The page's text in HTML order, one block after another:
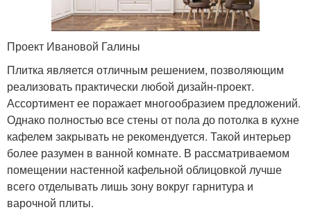
Проект Ивановой Галины
Плитка является отличным решением, позволяющим
реализовать практически любой дизайн-проект.
Ассортимент ее поражает многообразием предложений.
Однако полностью все стены от пола до потолка в кухне
кафелем закрывать не рекомендуется. Такой интерьер
более разумен в ванной комнате. В рассматриваемом
помещении настенной кафельной облицовкой лучше
всего отделывать лишь зону вокруг гарнитура и
варочной плиты.